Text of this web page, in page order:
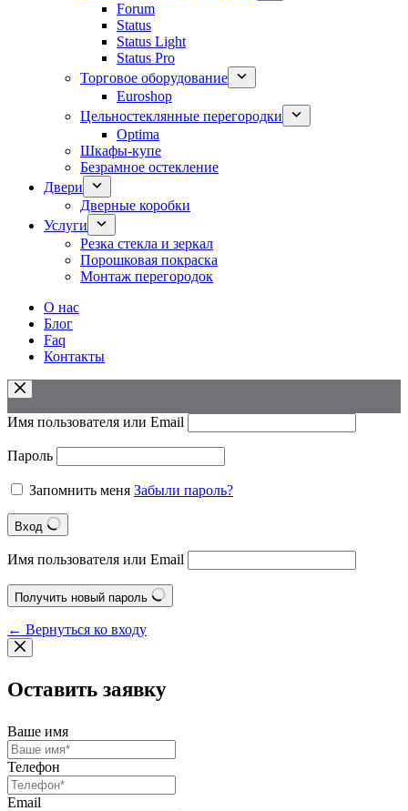
Forum
Status
Status Light
Status Pro
Торговое оборудование
Euroshop
Цельностеклянные перегородки
Optima
Шкафы-купе
Безрамное остекление
Двери
Дверные коробки
Услуги
Резка стекла и зеркал
Порошковая покраска
Монтаж перегородок
О нас
Блог
Faq
Контакты
Имя пользователя или Email
Пароль
Запомнить меня Забыли пароль?
Вход
Имя пользователя или Email
Получить новый пароль
← Вернуться ко входу
Оставить заявку
Ваше имя
Телефон
Email